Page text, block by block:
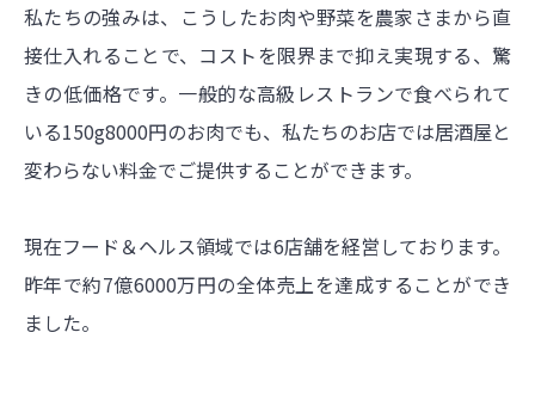
私たちの強みは、こうしたお肉や野菜を農家さまから直
接仕入れることで、コストを限界まで抑え実現する、驚
きの低価格です。一般的な高級レストランで食べられて
いる150g8000円のお肉でも、私たちのお店では居酒屋と
変わらない料金でご提供することができます。
現在フード＆ヘルス領域では6店舗を経営しております。
昨年で約7億6000万円の全体売上を達成することができ
ました。